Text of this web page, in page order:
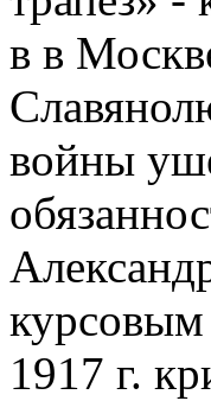
в в
войны
1917 г.